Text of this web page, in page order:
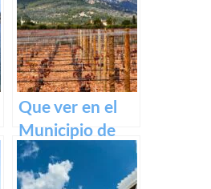
Que ver en el
Municipio de
Binissalem en
Baleares